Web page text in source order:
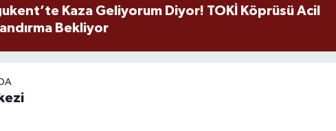
Kaza Geliyorum Diyor! TOKİ Köprüsü Acil
Bekliyor